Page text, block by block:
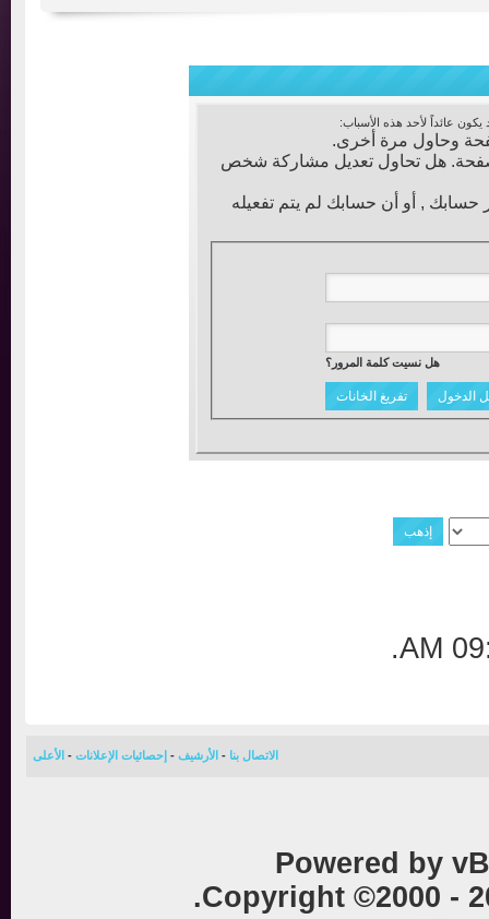
عائداً لأحد هذه الأسباب:
وحاول مرة أخرى.
هل تحاول تعديل مشاركة شخص
, أو أن حسابك لم يتم تفعيله
هل نسيت كلمة المرور؟
.
الاتصال بنا- الأرشيف-إحصائيات الإعلانات-الأعلى
Powered by
Copyright ©2000 -